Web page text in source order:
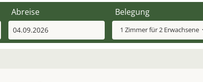
Abreise Belegung
1 Zimmerfür2 Erwachsene